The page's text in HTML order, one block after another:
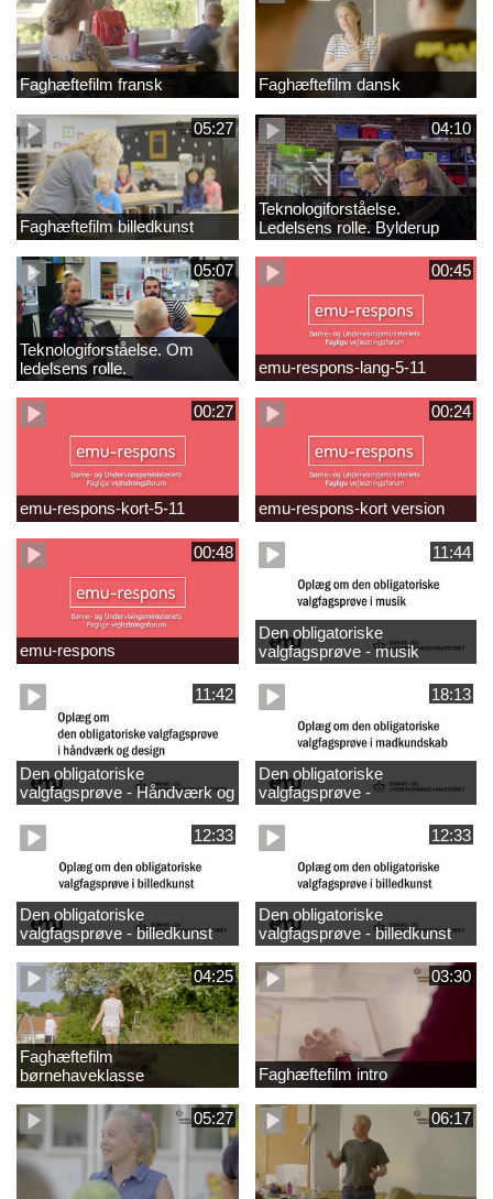
Faghæftefilm fransk Faghæftefilm dansk
05:27
Faghæftefilm billedkunst
04:10
Teknologiforståelse.
Ledelsens rolle. Bylderup
Skole
05:07
Teknologiforståelse. Om
ledelsens rolle.
Sofiendalskolen
00:45
emu-respons-lang-5-11
00:27
emu-respons-kort-5-11
00:24
emu-respons-kort version
00:48
emu-respons
11:44
Den obligatoriske
valgfagsprøve - musik
11:42
Den obligatoriske
valgfagsprøve - Håndværk og
design
18:13
Den obligatoriske
valgfagsprøve -
madkundskab
12:33
Den obligatoriske
valgfagsprøve - billedkunst
større LK
12:33
Den obligatoriske
valgfagsprøve - billedkunst
04:25
Faghæftefilm
børnehaveklasse
03:30
Faghæftefilm intro
05:27 06:17